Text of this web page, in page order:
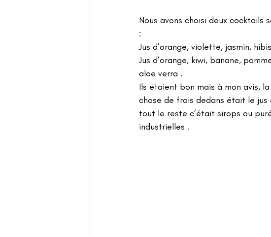
Nous avons choisi deux cocktails
:
Jus d’orange, violette, jasmin,
Jus d’orange, kiwi, banane,
aloe verra .
Ils étaient bon mais à mon avis,
chose de frais dedans était le jus
tout le reste c’était sirops ou
industrielles .